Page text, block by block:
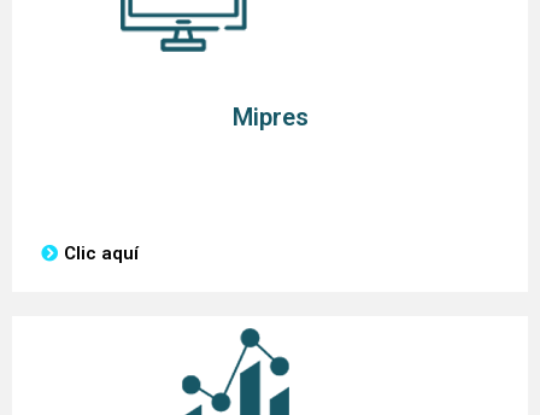
Mipres
Clic aquí